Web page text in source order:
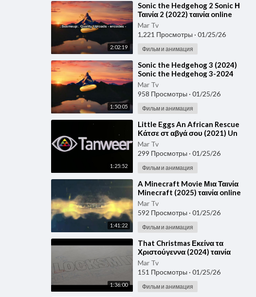
2:02:19
⁣Sonic the Hedgehog 2 Sonic Η
Ταινία 2 (2022) ταινία online
ελληνικους υποτιτλους Ταινίες
του 2022 gr
Mar Tv
1,221 Просмотры · 01/25/26
Фильм и анимация
1:50:05
⁣Sonic the Hedgehog 3 (2024)
Sonic the Hedgehog 3-2024
ταινία online ελληνικους
υποτιτλους Ταινίες το
Mar Tv
958 Просмотры · 01/25/26
Фильм и анимация
1:25:52
⁣Little Eggs An African Rescue
Κάτσε στ αβγά σου (2021) Un
rescate de huevitos ταινία
online ελληνικο
Mar Tv
299 Просмотры · 01/25/26
Фильм и анимация
1:41:22
⁣A Minecraft Movie Μια Ταινία
Minecraft (2025) ταινία online
ελληνικους υποτιτλους Ταινίες
του 2025 o
Mar Tv
592 Просмотры · 01/25/26
Фильм и анимация
1:36:00
⁣That Christmas Εκείνα τα
Χριστούγεννα (2024) ταινία
online ελληνικους υποτιτλους
Ταινίες του 2024 on
Mar Tv
151 Просмотры · 01/25/26
Фильм и анимация